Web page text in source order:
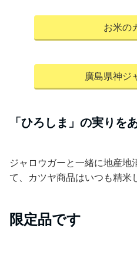
お米の
廣島県神ジ
「ひろしま」の実りを
ジャロウガーと一緒に地産地
て、カツヤ商品はいつも精米
限定品です